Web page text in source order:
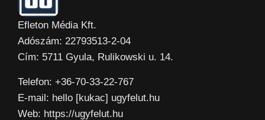
Efleton Média Kft.
Adószám: 22793513-2-04
Cím: 5711 Gyula, Rulikowski u. 14.
Telefon: +36-70-33-22-767
E-mail: hello [kukac] ugyfelut.hu
Web: https://ugyfelut.hu